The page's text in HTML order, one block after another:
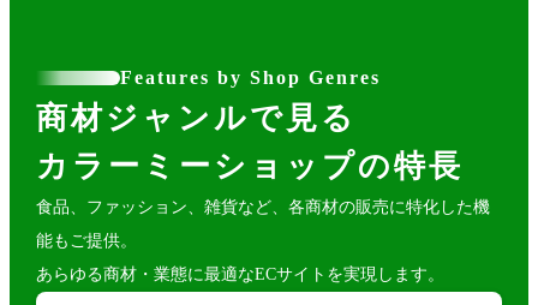
Features by Shop Genres
商材ジャンルで見る
カラーミーショップの特長
食品、ファッション、雑貨など、各商材の販売に特化した機
能もご提供。
あらゆる商材・業態に最適なECサイトを実現します。